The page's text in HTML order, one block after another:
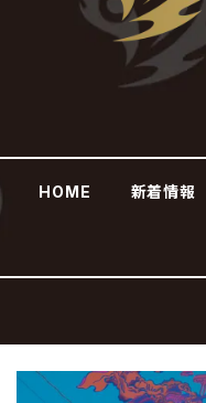
HOME 新着情報